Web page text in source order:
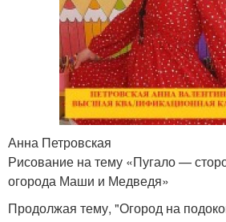
Анна Петровская
Рисование на тему «Пугало —
огорода Маши и Медведя»
Продолжая тему, "Огород на